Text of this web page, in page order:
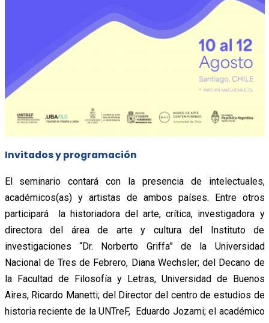
Invitados y programación
El seminario contará con la presencia de intelectuales,
académicos(as) y artistas de ambos países. Entre otros
participará la historiadora del arte, crítica, investigadora y
directora del área de arte y cultura del Instituto de
investigaciones “Dr. Norberto Griffa” de la Universidad
Nacional de Tres de Febrero, Diana Wechsler; del Decano de
la Facultad de Filosofía y Letras, Universidad de Buenos
Aires, Ricardo Manetti; del Director del centro de estudios de
historia reciente de la UNTreF, Eduardo Jozami; el académico